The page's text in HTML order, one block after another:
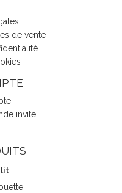
de vente
invité
lit